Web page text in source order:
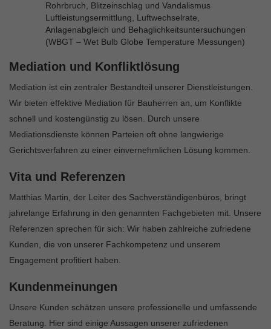
Rohrbruch, Blitzeinschlag und Vandalismus
Luftleistungsermittlung, Luftwechselrate,
Anlagenabgleich und Behaglichkeitsuntersuchungen
(WBGT – Wet Bulb Globe Temperature Messungen)
Mediation und Konfliktlösung
Mediation ist ein zentraler Bestandteil unserer Dienstleistungen.
Wir bieten effektive Mediation für Bauherren an, um Konflikte
schnell und kostengünstig zu lösen. Durch unsere
Mediationsdienste können Parteien oft ohne langwierige
Gerichtsverfahren zu einer einvernehmlichen Lösung kommen.
Vita und Referenzen
Matthias Martin, der Leiter des Sachverständigenbüros, bringt
jahrelange Erfahrung in den genannten Fachgebieten mit. Unsere
Referenzen sprechen für sich: Wir haben zahlreiche zufriedene
Kunden, die von unserer Fachkompetenz und unserem
Engagement profitiert haben.
Kundenmeinungen
Unsere Kunden schätzen unsere professionelle und umfassende
Beratung. Hier sind einige Aussagen unserer zufriedenen